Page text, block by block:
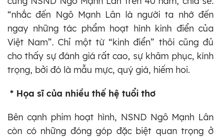
“nhắc đến Ngô Mạnh Lân là người ta nhớ đến
ngay những tác phẩm hoạt hình kinh điển của
Việt Nam”. Chỉ một từ “kinh điển” thôi cũng đủ
cho thấy sự đánh giá rất cao, sự khâm phục, kính
trọng, bởi đó là mẫu mực, quý giá, hiếm hoi.
* Họa sĩ của nhiều thế hệ tuổi thơ
Bên cạnh phim hoạt hình, NSND Ngô Mạnh Lân
còn có những đóng góp đặc biệt quan trọng ở